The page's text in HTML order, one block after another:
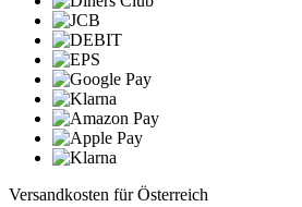
Versandkosten für Österreich